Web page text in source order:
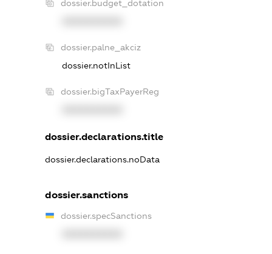
dossier.budget_dotation
dossier.palne_akciz
dossier.notInList
dossier.bigTaxPayerReg
dossier.declarations.title
dossier.declarations.noData
dossier.sanctions
dossier.specSanctions